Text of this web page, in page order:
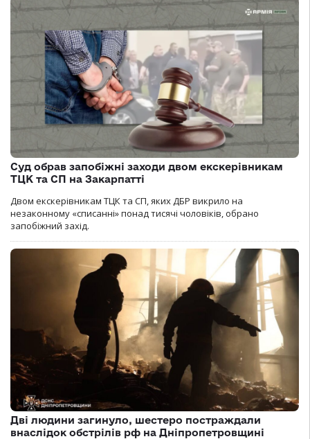
Суд обрав запобіжні заходи двом екскерівникам
ТЦК та СП на Закарпатті
Двом екскерівникам ТЦК та СП, яких ДБР викрило на
незаконному «списанні» понад тисячі чоловіків, обрано
запобіжний захід.
Дві людини загинуло, шестеро постраждали
внаслідок обстрілів рф на Дніпропетровщині